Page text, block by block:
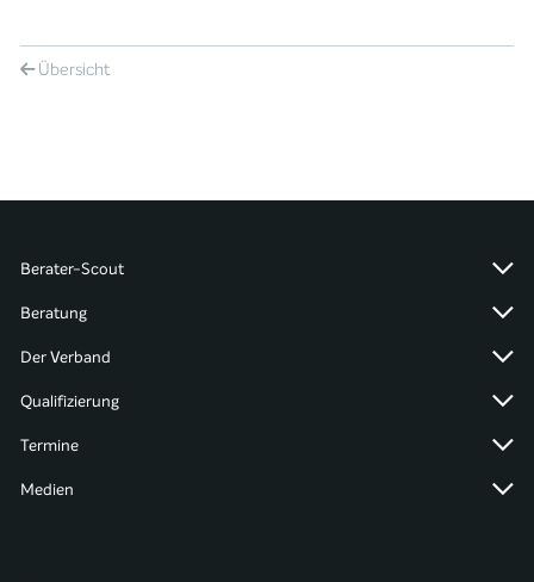
Übersicht
Berater-Scout
Beratung
Der Verband
Qualifizierung
Termine
Medien